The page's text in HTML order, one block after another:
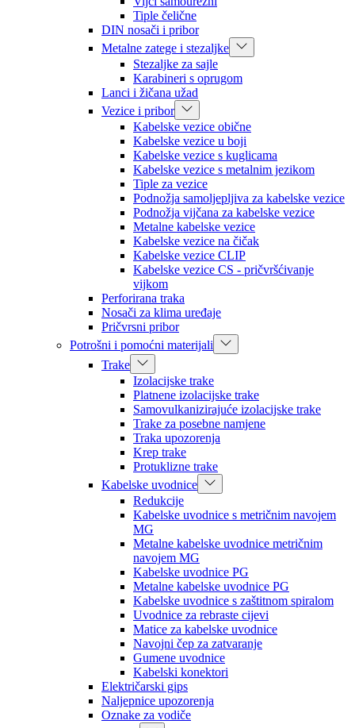
Tiple čelične
DIN nosači i pribor
Metalne zatege i stezaljke
Stezaljke za sajle
Karabineri s oprugom
Lanci i žičana užad
Vezice i pribor
Kabelske vezice obične
Kabelske vezice u boji
Kabelske vezice s kuglicama
Kabelske vezice s metalnim jezikom
Tiple za vezice
Podnožja samoljepljiva za kabelske vezice
Podnožja vijčana za kabelske vezice
Metalne kabelske vezice
Kabelske vezice na čičak
Kabelske vezice CLIP
Kabelske vezice CS - pričvršćivanje
vijkom
Perforirana traka
Nosači za klima uređaje
Pričvrsni pribor
Potrošni i pomoćni materijali
Trake
Izolacijske trake
Platnene izolacijske trake
Samovulkanizirajuće izolacijske trake
Trake za posebne namjene
Traka upozorenja
Krep trake
Protuklizne trake
Kabelske uvodnice
Redukcije
Kabelske uvodnice s metričnim navojem
MG
Metalne kabelske uvodnice metričnim
navojem MG
Kabelske uvodnice PG
Metalne kabelske uvodnice PG
Kabelske uvodnice s zaštitnom spiralom
Uvodnice za rebraste cijevi
Matice za kabelske uvodnice
Navojni čep za zatvaranje
Gumene uvodnice
Kabelski konektori
Električarski gips
Naljepnice upozorenja
Oznake za vodiče